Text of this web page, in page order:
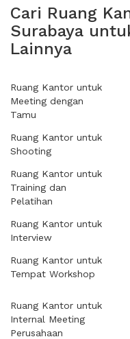
Cari Ruang
Surabaya
Lainnya
Ruang Kantor untuk
Meeting dengan
Tamu
Ruang Kantor untuk
Shooting
Ruang Kantor untuk
Training dan
Pelatihan
Ruang Kantor untuk
Interview
Ruang Kantor untuk
Tempat Workshop
Ruang Kantor untuk
Internal Meeting
Perusahaan